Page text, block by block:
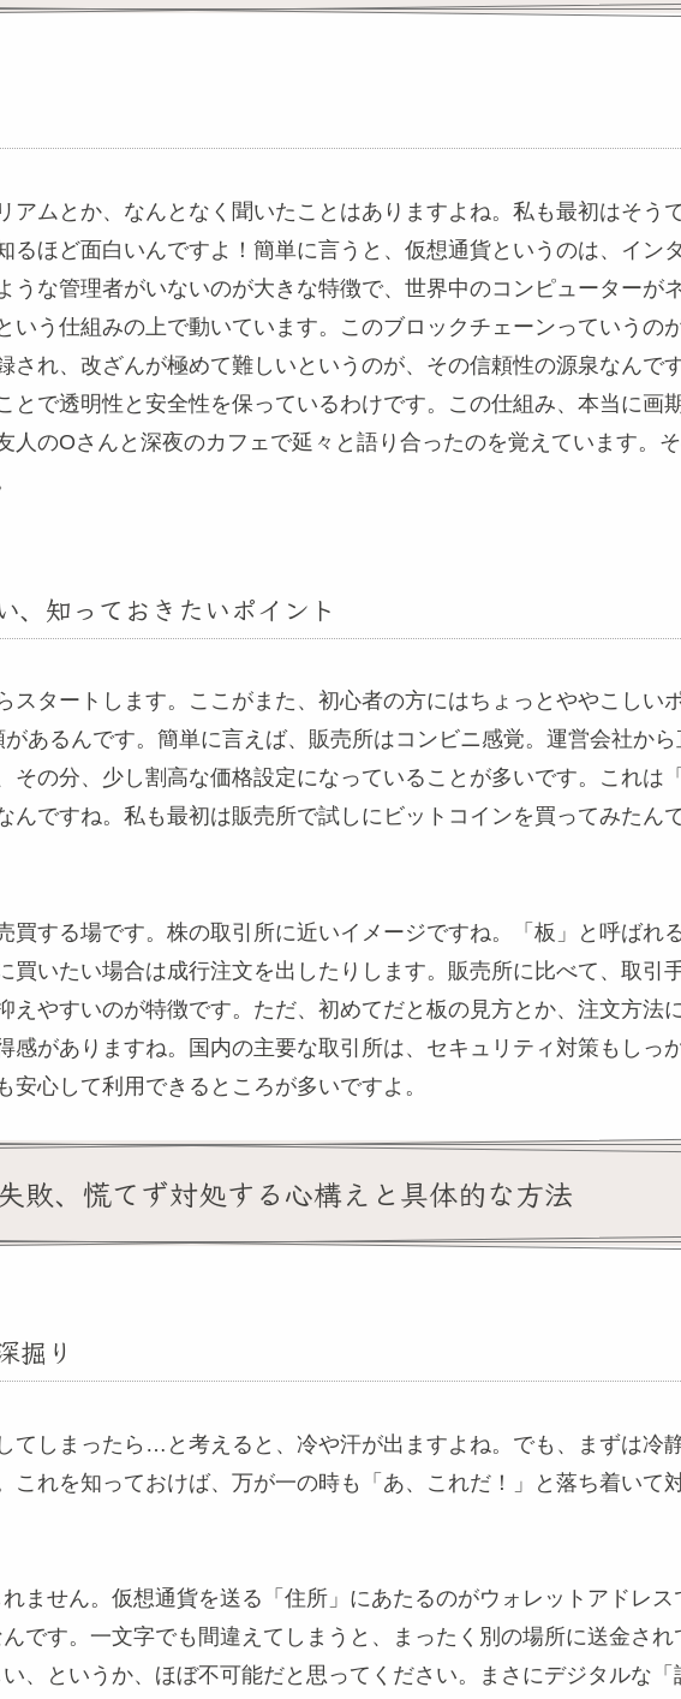
アムとか、なんとなく聞いたことはありますよね。私も最初はそう
ほど面白いんですよ！簡単に言うと、仮想通貨というのは、イン
うな管理者がいないのが大きな特徴で、世界中のコンピューターが
いう仕組みの上で動いています。このブロックチェーンっていうの
れ、改ざんが極めて難しいというのが、その信頼性の源泉なんで
で透明性と安全性を保っているわけです。この仕組み、本当に画
のOさんと深夜のカフェで延々と語り合ったのを覚えています。
、知っておきたいポイント
タートします。ここがまた、初心者の方にはちょっとややこしい
あるんです。簡単に言えば、販売所はコンビニ感覚。運営会社か
その分、少し割高な価格設定になっていることが多いです。これは
ですね。私も最初は販売所で試しにビットコインを買ってみたん
する場です。株の取引所に近いイメージですね。「板」と呼ばれ
買いたい場合は成行注文を出したりします。販売所に比べて、取引
やすいのが特徴です。ただ、初めてだと板の見方とか、注文方法
感がありますね。国内の主要な取引所は、セキュリティ対策もしっ
心して利用できるところが多いですよ。
敗、慌てず対処する心構えと具体的な方法
掘り
てしまったら…と考えると、冷や汗が出ますよね。でも、まずは冷
れを知っておけば、万が一の時も「あ、これだ！」と落ち着いて
ません。仮想通貨を送る「住所」にあたるのがウォレットアドレス
です。一文字でも間違えてしまうと、まったく別の場所に送金され
、というか、ほぼ不可能だと思ってください。まさにデジタルな「